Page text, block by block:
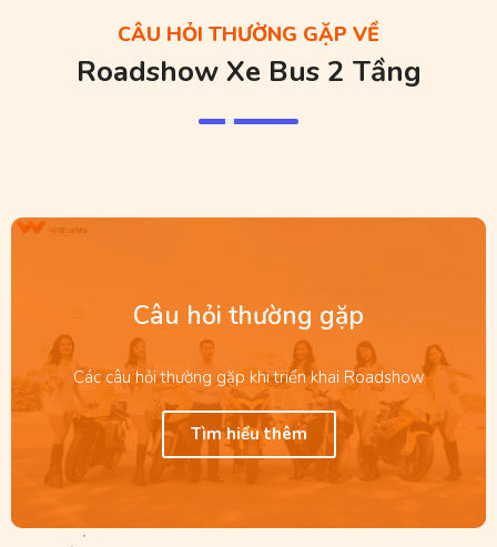
CÂU HỎI THƯỜNG GẶP VỀ
Roadshow Xe Bus 2 Tầng
Câu hỏi thường gặp
Các câu hỏi thường gặp khi triển khai Roadshow
Tìm hiểu thêm